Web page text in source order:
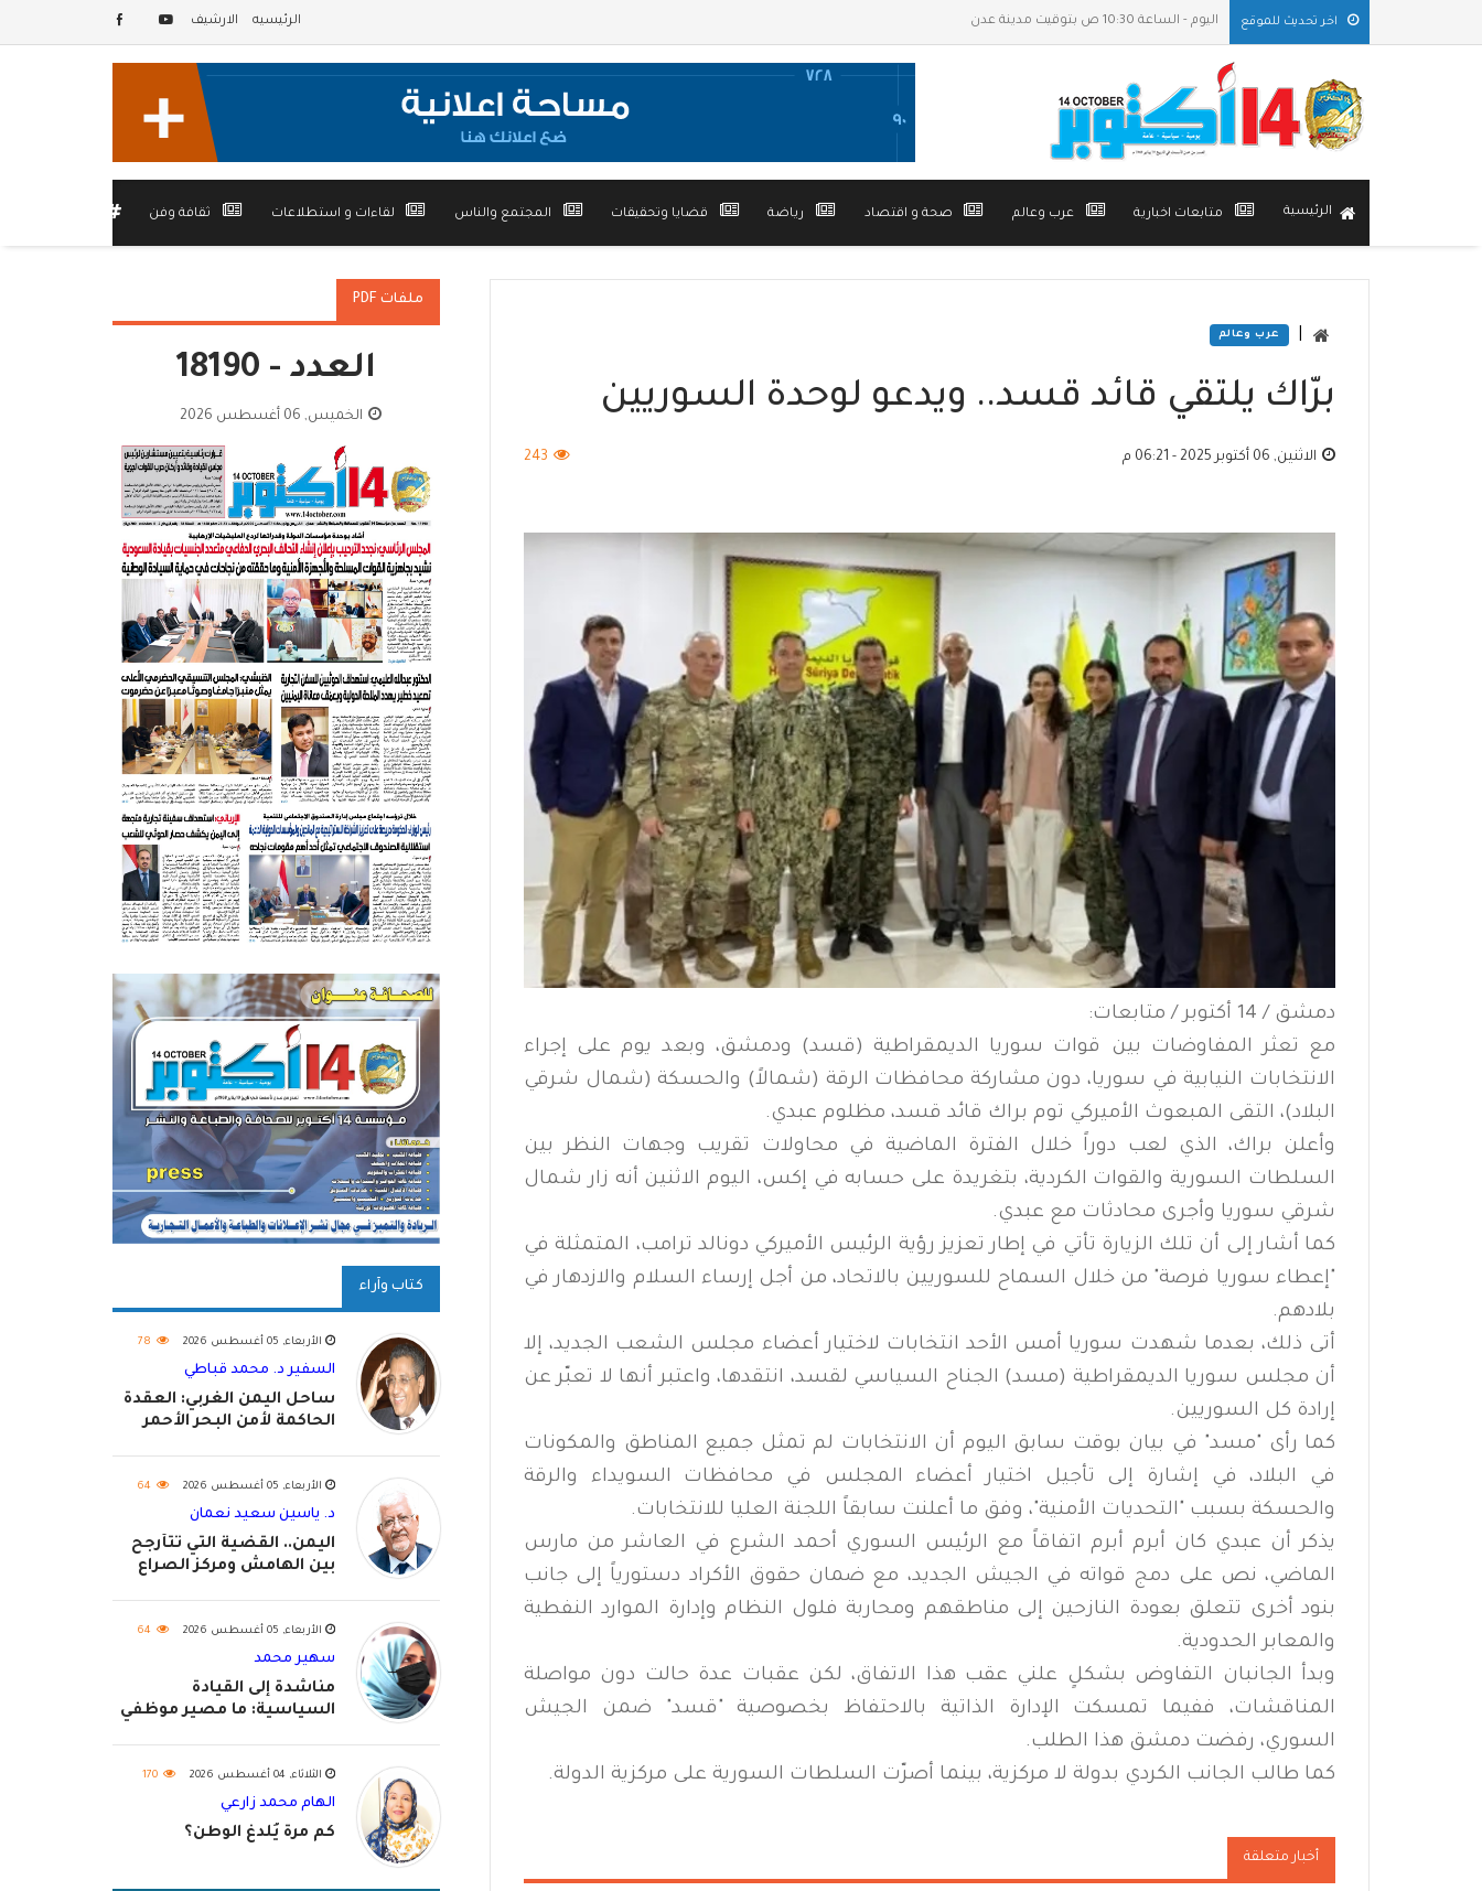
اخر تحديث للموقع اليوم - الساعة 10:30 ص بتوقيت مدينة عدن الرئيسيه الارشيف
الرئيسية متابعات اخبارية عرب وعالم صحة و اقتصاد رياضة قضايا وتحقيقات المجتمع والناس لقاءات و استطلاعات ثقافة وفن
عرب وعالم
برّاك يلتقي قائد قسد.. ويدعو لوحدة السوريين
الاثنين, 06 أكتوبر 2025 - 06:21 م 243
دمشق / 14 أكتوبر / متابعات:
مع تعثر المفاوضات بين قوات سوريا الديمقراطية (قسد) ودمشق، وبعد يوم على إجراء
الانتخابات النيابية في سوريا، دون مشاركة محافظات الرقة (شمالاً) والحسكة (شمال شرقي
البلاد)، التقى المبعوث الأميركي توم براك قائد قسد، مظلوم عبدي.
وأعلن براك، الذي لعب دوراً خلال الفترة الماضية في محاولات تقريب وجهات النظر بين
السلطات السورية والقوات الكردية، بتغريدة على حسابه في إكس، اليوم الاثنين أنه زار شمال
شرقي سوريا وأجرى محادثات مع عبدي.
كما أشار إلى أن تلك الزيارة تأتي في إطار تعزيز رؤية الرئيس الأميركي دونالد ترامب، المتمثلة في
"إعطاء سوريا فرصة" من خلال السماح للسوريين بالاتحاد، من أجل إرساء السلام والازدهار في
بلادهم.
أتى ذلك، بعدما شهدت سوريا أمس الأحد انتخابات لاختيار أعضاء مجلس الشعب الجديد، إلا
أن مجلس سوريا الديمقراطية (مسد) الجناح السياسي لقسد، انتقدها، واعتبر أنها لا تعبّر عن
إرادة كل السوريين.
كما رأى "مسد" في بيان بوقت سابق اليوم أن الانتخابات لم تمثل جميع المناطق والمكونات
في البلاد، في إشارة إلى تأجيل اختيار أعضاء المجلس في محافظات السويداء والرقة
والحسكة بسبب "التحديات الأمنية"، وفق ما أعلنت سابقاً اللجنة العليا للانتخابات.
يذكر أن عبدي كان أبرم أبرم اتفاقاً مع الرئيس السوري أحمد الشرع في العاشر من مارس
الماضي، نص على دمج قواته في الجيش الجديد، مع ضمان حقوق الأكراد دستورياً إلى جانب
بنود أخرى تتعلق بعودة النازحين إلى مناطقهم ومحاربة فلول النظام وإدارة الموارد النفطية
والمعابر الحدودية.
وبدأ الجانبان التفاوض بشكلٍ علني عقب هذا الاتفاق، لكن عقبات عدة حالت دون مواصلة
المناقشات، ففيما تمسكت الإدارة الذاتية بالاحتفاظ بخصوصية "قسد" ضمن الجيش
السوري، رفضت دمشق هذا الطلب.
كما طالب الجانب الكردي بدولة لا مركزية، بينما أصرّت السلطات السورية على مركزية الدولة.
أخبار متعلقة
ملفات PDF
العدد - 18190
الخميس, 06 أغسطس 2026
كتاب وآراء
الأربعاء, 05 أغسطس 2026 78
السفير د. محمد قباطي
ساحل اليمن الغربي: العقدة
الحاكمة لأمن البحر الأحمر
الأربعاء, 05 أغسطس 2026 64
د. ياسين سعيد نعمان
اليمن.. القضية التي تتأرجح
بين الهامش ومركز الصراع
الأربعاء, 05 أغسطس 2026 64
سهير محمد
مناشدة إلى القيادة
السياسية: ما مصير موظفي
الثلاثاء, 04 أغسطس 2026 170
الهام محمد زارعي
كم مرة يُلدغ الوطن؟